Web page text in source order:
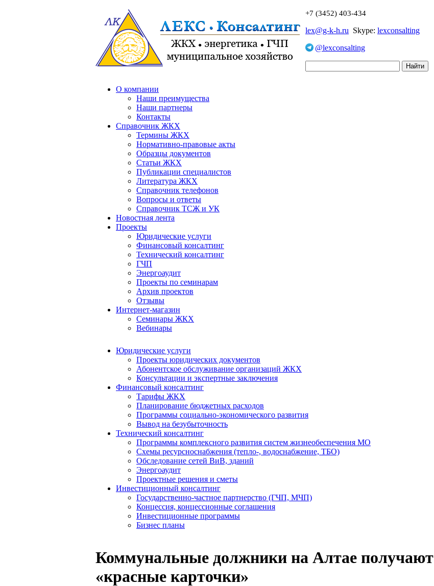
+7 (3452) 403-434
lex@g-k-h.ru Skype: lexconsalting
@lexconsalting
О компании
Наши преимущества
Наши партнеры
Контакты
Справочник ЖКХ
Термины ЖКХ
Нормативно-правовые акты
Образцы документов
Статьи ЖКХ
Публикации специалистов
Литература ЖКХ
Справочник телефонов
Вопросы и ответы
Справочник ТСЖ и УК
Новостная лента
Проекты
Юридические услуги
Финансовый консалтинг
Технический консалтинг
ГЧП
Энергоаудит
Проекты по семинарам
Архив проектов
Отзывы
Интернет-магазин
Семинары ЖКХ
Вебинары
Юридические услуги
Проекты юридических документов
Абонентское обслуживание организаций ЖКХ
Консультации и экспертные заключения
Финансовый консалтинг
Тарифы ЖКХ
Планирование бюджетных расходов
Программы социально-экономического развития
Вывод на безубыточность
Технический консалтинг
Программы комплексного развития систем жизнеобеспечения МО
Схемы ресурсноснабжения (тепло-, водоснабжение, ТБО)
Обследование сетей ВиВ, зданий
Энергоаудит
Проектные решения и сметы
Инвестиционный консалтинг
Государственно-частное партнерство (ГЧП, МЧП)
Концессия, концессионные соглашения
Инвестиционные программы
Бизнес планы
Коммунальные должники на Алтае получают
«красные карточки»